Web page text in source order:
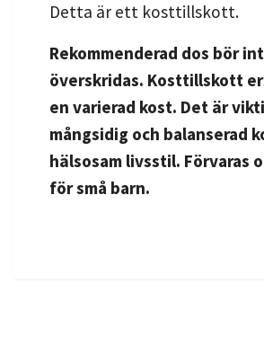
Detta är ett kosttillskott.
Rekommenderad dos bör
överskridas. Kosttillskott
en varierad kost. Det är
mångsidig och balanserad
hälsosam livsstil. Förvaras
för små barn.